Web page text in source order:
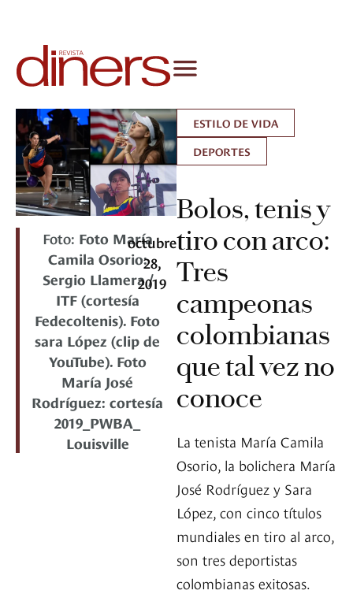
Foto: Foto María
Camila Osorio:
Sergio Llamera /
ITF (cortesía
Fedecoltenis). Foto
sara López (clip de
YouTube). Foto
María José
Rodríguez: cortesía
2019_PWBA_
Louisville
octubre
28,
2019
ESTILO DE VIDA
DEPORTES
Bolos, tenis y
tiro con arco:
Tres
campeonas
colombianas
que tal vez no
conoce
La tenista María Camila
Osorio, la bolichera María
José Rodríguez y Sara
López, con cinco títulos
mundiales en tiro al arco,
son tres deportistas
colombianas exitosas.